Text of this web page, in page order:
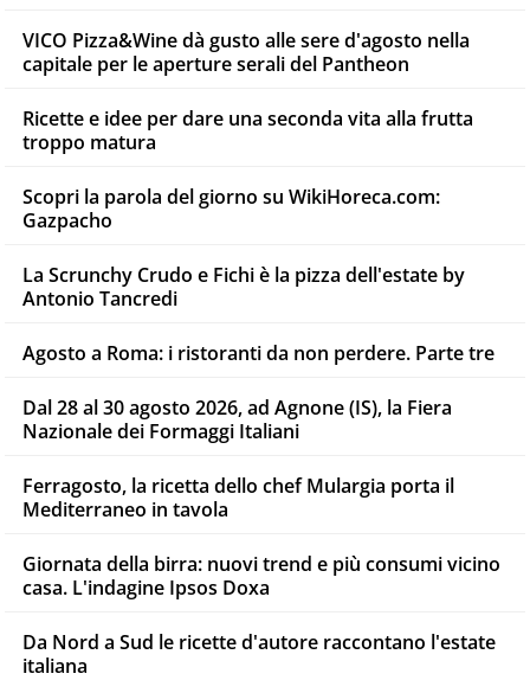
VICO Pizza&Wine dà gusto alle sere d'agosto nella
capitale per le aperture serali del Pantheon
Ricette e idee per dare una seconda vita alla frutta
troppo matura
Scopri la parola del giorno su WikiHoreca.com:
Gazpacho
La Scrunchy Crudo e Fichi è la pizza dell'estate by
Antonio Tancredi
Agosto a Roma: i ristoranti da non perdere. Parte tre
Dal 28 al 30 agosto 2026, ad Agnone (IS), la Fiera
Nazionale dei Formaggi Italiani
Ferragosto, la ricetta dello chef Mulargia porta il
Mediterraneo in tavola
Giornata della birra: nuovi trend e più consumi vicino
casa. L'indagine Ipsos Doxa
Da Nord a Sud le ricette d'autore raccontano l'estate
italiana